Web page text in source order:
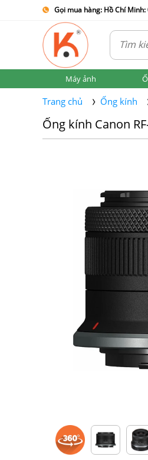
Gọi mua hàng: Hồ Chí
Máy ảnh
Trang chủ Ống kính
Ống kính Canon